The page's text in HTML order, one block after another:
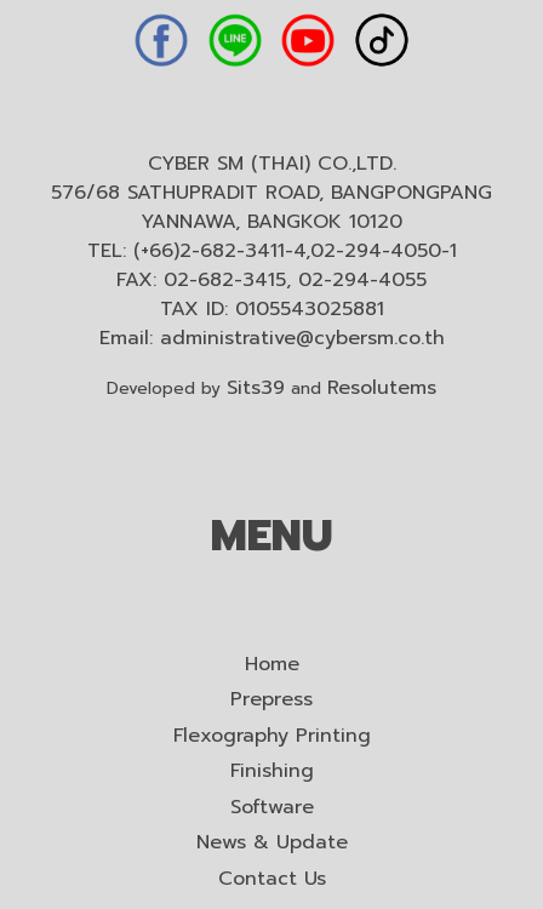
CYBER SM (THAI) CO.,LTD.
576/68 SATHUPRADIT ROAD, BANGPONGPANG
YANNAWA, BANGKOK 10120
TEL: (+66)2-682-3411-4,02-294-4050-1
FAX: 02-682-3415, 02-294-4055
TAX ID: 0105543025881
Email: administrative@cybersm.co.th
Developed by Sits39 and Resolutems
MENU
Home
Prepress
Flexography Printing
Finishing
Software
News & Update
Contact Us